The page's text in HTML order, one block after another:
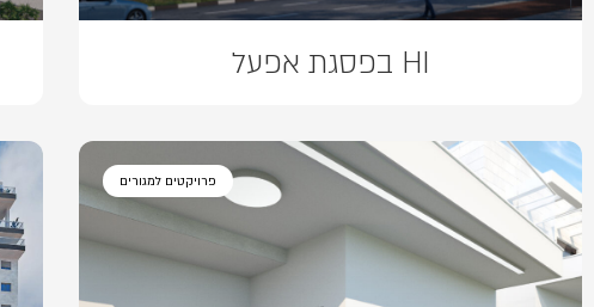
HI בפסגת אפעל
פרויקטים למגורים